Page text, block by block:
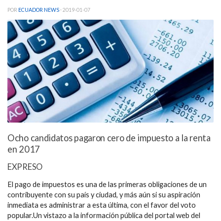
POR ECUADOR NEWS · 2019-01-07
Ocho candidatos pagaron cero de impuesto a la renta
en 2017
EXPRESO
El pago de impuestos es una de las primeras obligaciones de un
contribuyente con su país y ciudad, y más aún si su aspiración
inmediata es administrar a esta última, con el favor del voto
popular.Un vistazo a la información pública del portal web del